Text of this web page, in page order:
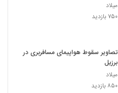
میلاد
۷۵۰ بازدید
تصاویر سقوط هواپیمای مسافربری در
برزیل
میلاد
۸۵۰ بازدید